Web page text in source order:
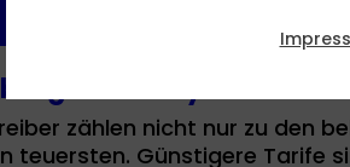
Handy Tarife
zählen nicht nur zu den
teuersten. Günstigere Tarife